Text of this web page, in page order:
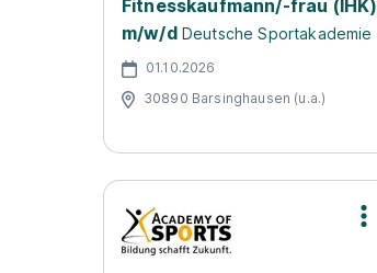
Fitnesskaufmann/-frau (IHK)
m/w/d Deutsche Sportakademie
01.10.2026
30890 Barsinghausen (u.a.)